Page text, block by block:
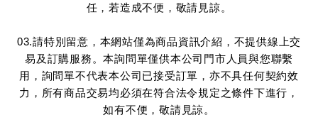
任，若造成不便，敬請見諒。
03.請特別留意，本網站僅為商品資訊介紹，不提供線上交
易及訂購服務。本詢問單僅供本公司門市人員與您聯繫
用，詢問單不代表本公司已接受訂單，亦不具任何契約效
力，所有商品交易均必須在符合法令規定之條件下進行，
如有不便，敬請見諒。